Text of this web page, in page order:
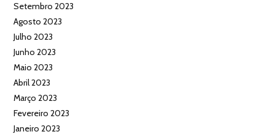
Setembro 2023
Agosto 2023
Julho 2023
Junho 2023
Maio 2023
Abril 2023
Março 2023
Fevereiro 2023
Janeiro 2023